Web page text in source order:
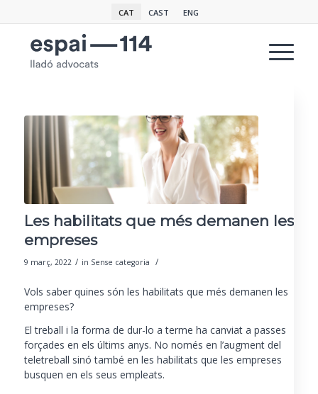
CAT CAST ENG
Les habilitats que més demanen les
empreses
9 març, 2022 / in Sense categoria /
Vols saber quines són les habilitats que més demanen les
empreses?
El treball i la forma de dur-lo a terme ha canviat a passes
forçades en els últims anys. No només en l’augment del
teletreball sinó també en les habilitats que les empreses
busquen en els seus empleats.